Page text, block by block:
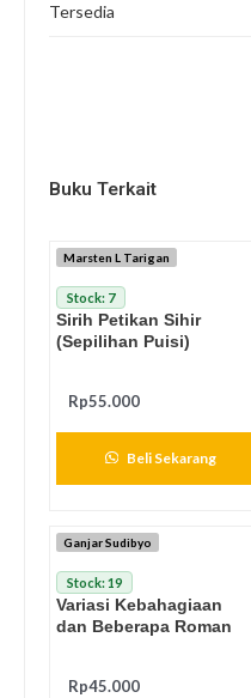
Tersedia
Buku Terkait
Marsten L Tarigan
Stock: 7
Sirih Petikan Sihir
(Sepilihan Puisi)
Rp55.000
Beli Sekarang
Ganjar Sudibyo
Stock: 19
Variasi Kebahagiaan
dan Beberapa Roman
Rp45.000